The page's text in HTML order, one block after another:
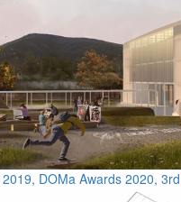
DOMa Awards 2020,